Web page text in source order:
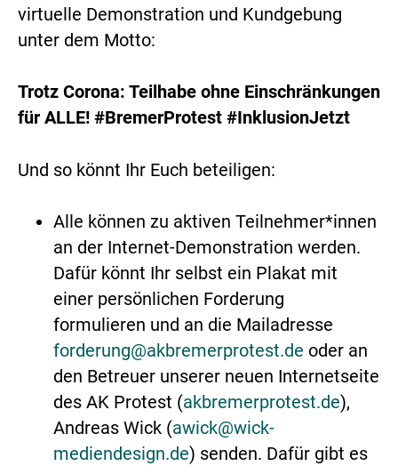
virtuelle Demonstration und Kundgebung
unter dem Motto:
Trotz Corona: Teilhabe ohne Einschränkungen
für ALLE! #BremerProtest #InklusionJetzt
Und so könnt Ihr Euch beteiligen:
Alle können zu aktiven Teilnehmer*innen
an der Internet-Demonstration werden.
Dafür könnt Ihr selbst ein Plakat mit
einer persönlichen Forderung
formulieren und an die Mailadresse
forderung@akbremerprotest.de oder an
den Betreuer unserer neuen Internetseite
des AK Protest (akbremerprotest.de),
Andreas Wick (awick@wick-
mediendesign.de) senden. Dafür gibt es